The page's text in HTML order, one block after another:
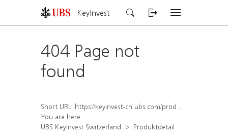
KeyInvest
404 Page not
found
Short URL: https://keyinvest-ch.ubs.com/produkt/detail/index/isin/CH1573359929
You are here:
UBS KeyInvest Switzerland
Produktdetail